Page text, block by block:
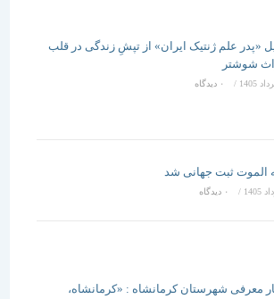
علم ژنتیک ایران» از تپشِ زندگی در قلب
/ ۰ دیدگاه
ثبت جهانی شد
/ ۰ دیدگاه
شهرستان کرمانشاه : «کرمانشاه،